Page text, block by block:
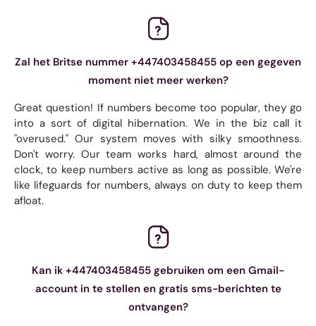
Zal het Britse nummer +447403458455 op een gegeven
moment niet meer werken?
Great question! If numbers become too popular, they go
into a sort of digital hibernation. We in the biz call it
"overused." Our system moves with silky smoothness.
Don't worry. Our team works hard, almost around the
clock, to keep numbers active as long as possible. We're
like lifeguards for numbers, always on duty to keep them
afloat.
Kan ik +447403458455 gebruiken om een ​​Gmail-
account in te stellen en gratis sms-berichten te
ontvangen?